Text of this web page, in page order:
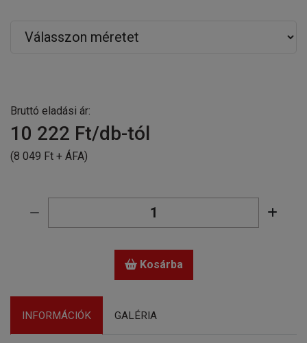
Bruttó eladási ár:
10 222 Ft/db-tól
(8 049 Ft + ÁFA)
Kosárba
INFORMÁCIÓK GALÉRIA